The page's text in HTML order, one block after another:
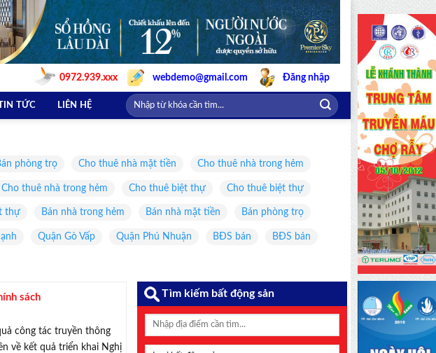
0972.939.xxx webdemo@gmail.com Đăng nhập
TỨC LIÊN HỆ
phòng trọ Cho thuê nhà mặt tiền Cho thuê nhà trong hẻm
Cho thuê nhà trong hẻm Cho thuê biệt thự Cho thuê biệt thự
thự Bán nhà trong hẻm Bán nhà mặt tiền Bán phòng trọ
Quận Gò Vấp Quận Phú Nhuận BĐS bán BĐS bán
sách
công tác truyền thông
về kết quả triển khai Nghị
Tìm kiếm bất động sản